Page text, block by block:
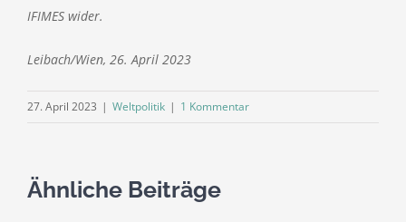
IFIMES wider.
Leibach/Wien, 26. April 2023
27. April 2023 | Weltpolitik | 1 Kommentar
Ähnliche Beiträge